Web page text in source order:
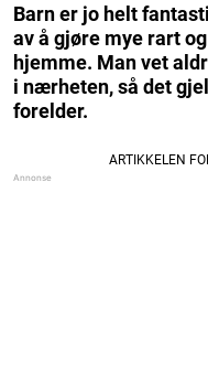
Barn er jo helt
av å gjøre mye rart
hjemme. Man vet
i nærheten, så det
forelder.